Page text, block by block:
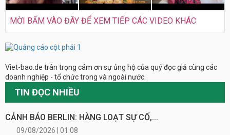
MỜI BẤM VÀO ĐÂY ĐỂ XEM TIẾP CÁC VIDEO KHÁC
Viet-bao.de trân trọng cám ơn sự ủng hộ của quý đọc giả cùng các
doanh nghiệp - tổ chức trong và ngoài nước.
TIN ĐỌC NHIỀU
CẢNH BÁO BERLIN: HÀNG LOẠT SỰ CỐ,...
09/08/2026 | 01:08